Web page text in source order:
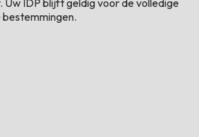
Uw IDP blijft geldig voor de volledige
bestemmingen.